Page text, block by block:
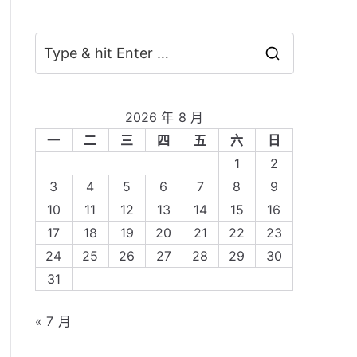
r
c
h
f
o
r
:
2026 年 8 月
一
二 三 四 五 六
日
1
2
3
4 5 6 7 8
9
10
11 12 13 14 15
16
17
18 19 20 21 22
23
24
25 26 27 28 29
30
31
« 7 月